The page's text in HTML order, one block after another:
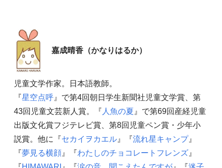
嘉成晴香（かなりはるか）
児童文学作家。日本語教師。
『星空点呼』で第4回朝日学生新聞社児童文学賞、第
43回児童文芸新人賞。『 人魚の夏 』で第69回産経児童
出版文化賞フジテレビ賞、第8回児童ペン賞・少年小
説賞。他に『セカイヲカエル』『流れ星キャンプ』
『夢見る横顔』『わたしのチョコレートフレンズ』